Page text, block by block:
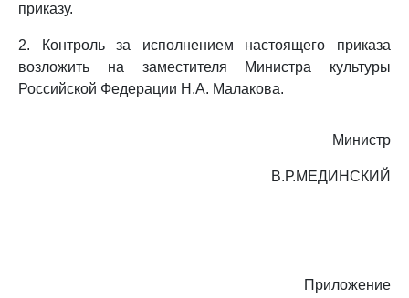
приказу.
2. Контроль за исполнением настоящего приказа
возложить на заместителя Министра культуры
Российской Федерации Н.А. Малакова.
Министр
В.Р.МЕДИНСКИЙ
Приложение